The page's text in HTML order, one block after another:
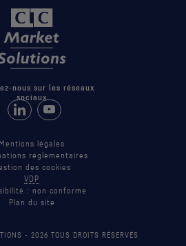
nous sur les réseaux
sociaux
Retrouvez-nous sur LinkedIn
Suivez-nous sur Youtube
Mentions légales
réglementaires
des cookies
VDP
: non conforme
Plan du site
- 2026 TOUS DROITS RÉSERVÉS